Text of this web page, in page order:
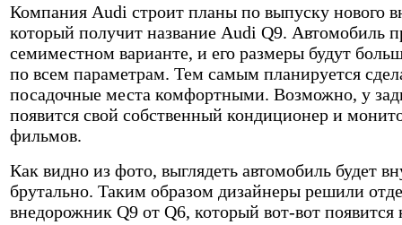
Компания Audi строит планы по выпуску нового
который получит название Audi Q9. Автомобиль
семиместном варианте, и его размеры будут
по всем параметрам. Тем самым планируется
посадочные места комфортными. Возможно, у
появится свой собственный кондиционер и
фильмов.
Как видно из фото, выглядеть автомобиль будет
брутально. Таким образом дизайнеры решили
внедорожник Q9 от Q6, который вот-вот